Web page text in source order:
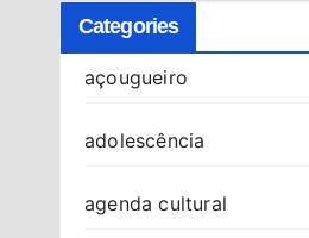
Categories
açougueiro
adolescência
agenda cultural